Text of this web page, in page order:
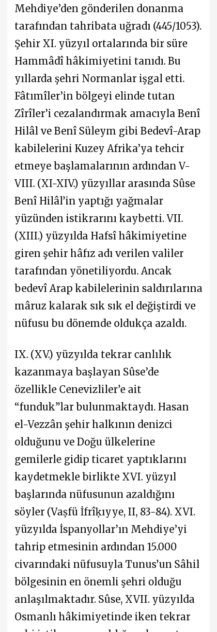
Mehdiye’den gönderilen donanma
tarafından tahribata uğradı (445/1053).
Şehir XI. yüzyıl ortalarında bir süre
Hammâdî hâkimiyetini tanıdı. Bu
yıllarda şehri Normanlar işgal etti.
Fâtımîler’in bölgeyi elinde tutan
Zîrîler’i cezalandırmak amacıyla Benî
Hilâl ve Benî Süleym gibi Bedevî-Arap
kabilelerini Kuzey Afrika’ya tehcir
etmeye başlamalarının ardından V-
VIII. (XI-XIV.) yüzyıllar arasında Sûse
Benî Hilâl’in yaptığı yağmalar
yüzünden istikrarını kaybetti. VII.
(XIII.) yüzyılda Hafsî hâkimiyetine
giren şehir hâfız adı verilen valiler
tarafından yönetiliyordu. Ancak
bedevî Arap kabilelerinin saldırılarına
mâruz kalarak sık sık el değiştirdi ve
nüfusu bu dönemde oldukça azaldı.
IX. (XV.) yüzyılda tekrar canlılık
kazanmaya başlayan Sûse’de
özellikle Cenevizliler’e ait
“funduk”lar bulunmaktaydı. Hasan
el-Vezzân şehir halkının denizci
olduğunu ve Doğu ülkelerine
gemilerle gidip ticaret yaptıklarını
kaydetmekle birlikte XVI. yüzyıl
başlarında nüfusunun azaldığını
söyler (Vaṣfü İfrîḳıyye, II, 83-84). XVI.
yüzyılda İspanyollar’ın Mehdiye’yi
tahrip etmesinin ardından 15.000
civarındaki nüfusuyla Tunus’un Sâhil
bölgesinin en önemli şehri olduğu
anlaşılmaktadır. Sûse, XVII. yüzyılda
Osmanlı hâkimiyetinde iken tekrar